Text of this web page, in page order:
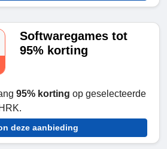
Softwaregames tot
95% korting
95% korting op geselecteerde
deze aanbieding